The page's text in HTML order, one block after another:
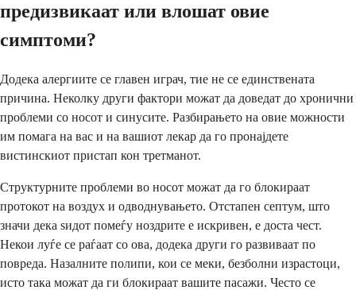
предизвикаат или влошат овие
симптоми?
Додека алергиите се главен играч, тие не се единствената
причина. Неколку други фактори можат да доведат до хронични
проблеми со носот и синусите. Разбирањето на овие можности
им помага на вас и на вашиот лекар да го пронајдете
вистинскиот пристап кон третманот.
Структурните проблеми во носот можат да го блокираат
протокот на воздух и одводнувањето. Отстапен септум, што
значи дека ѕидот помеѓу ноздрите е искривен, е доста чест.
Некои луѓе се раѓаат со ова, додека други го развиваат по
повреда. Назалните полипи, кои се меки, безболни израстоци,
исто така можат да ги блокираат вашите пасажи. Често се